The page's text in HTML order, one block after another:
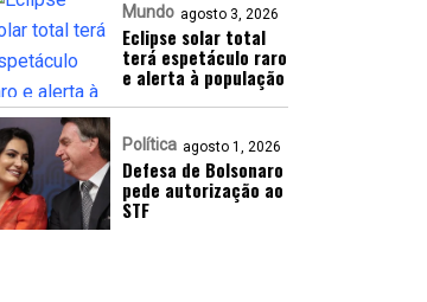
Mundo agosto 3, 2026
Eclipse solar total
terá espetáculo raro
e alerta à população
Política agosto 1, 2026
Defesa de Bolsonaro
pede autorização ao
STF